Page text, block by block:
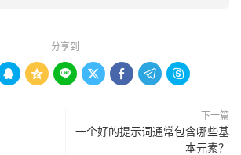
分享到
      
下一篇
一个好的提示词通常包含哪些基
本元素？